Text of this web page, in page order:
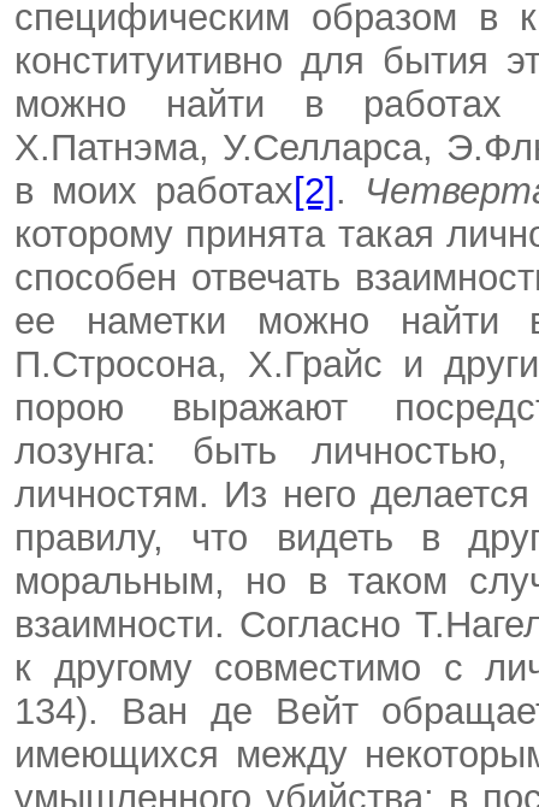
специфическим образом в
конституитивно для бытия
можно найти в работах
Х.Патнэма, У.Селларса,
в моих работах[2] .
которому принята такая
способен отвечать
ее наметки можно найти
П.Стросона, Х.Грайс и
порою выражают
лозунга: быть
личностям. Из него
правилу, что видеть в
моральным, но в таком
взаимности. Согласно
к другому совместимо с
134). Ван де Вейт
имеющихся между
умышленного убийства; в